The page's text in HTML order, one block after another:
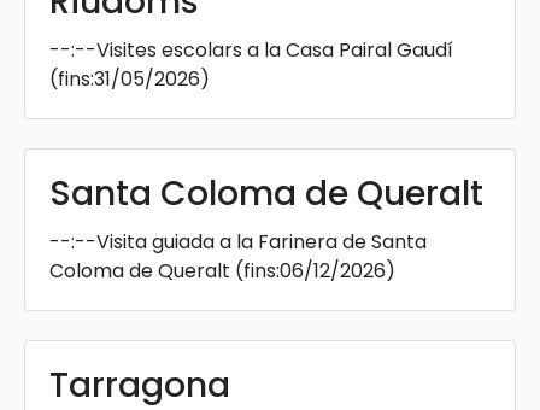
--:--Visites escolars a la Casa Pairal Gaudí
(fins:31/05/2026)
Santa Coloma de Queralt
--:--Visita guiada a la Farinera de Santa
Coloma de Queralt (fins:06/12/2026)
Tarragona